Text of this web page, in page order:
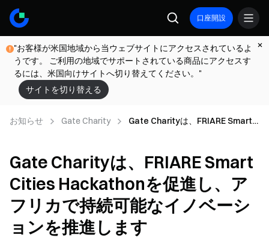
口座開設
"お客様が米国地域から当ウェブサイトにアクセスされているよ
うです。 ご利用の地域でサポートされている商品にアクセスす
るには、米国向けサイトへ切り替えてください。"
サイトを切り替える
お知らせ Gate Charity
Gate Charityは、FRIARE Smart
を推進します
Gate Charityは、FRIARE Smart
Cities Hackathonを促進し、ア
フリカで持続可能なイノベーシ
ョンを推進します